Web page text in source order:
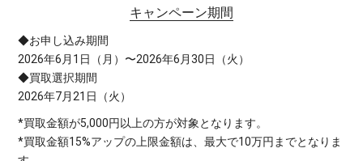
キャンペーン期間
◆お申し込み期間
2026年6月1日（月）〜2026年6月30日（火）
◆買取選択期間
2026年7月21日（火）
*買取金額が5,000円以上の方が対象となります。
*買取金額15%アップの上限金額は、最大で10万円までとなりま